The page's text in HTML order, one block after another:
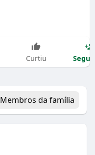
Curtiu
Membros da família